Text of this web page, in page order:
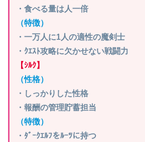
・食べる量は人一倍
（特徴）
・一万人に1人の適性の魔剣士
・ｸｴｽﾄ攻略に欠かせない戦闘力
【ｼﾙｸ】
（性格）
・しっかりした性格
・報酬の管理貯蓄担当
（特徴）
・ﾀﾞｰｸｴﾙﾌをﾙｰﾂに持つ